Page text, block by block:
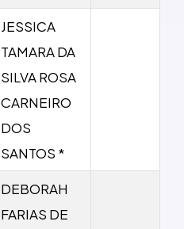
JESSICA
TAMARA DA
SILVA ROSA
CARNEIRO
DOS
SANTOS *
DEBORAH
FARIAS DE